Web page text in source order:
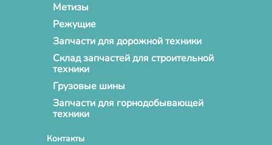
Метизы
Режущие
Запчасти для дорожной техники
Склад запчастей для строительной
техники
Грузовые шины
Запчасти для горнодобывающей
техники
Контакты